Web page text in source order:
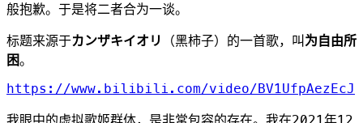
般抱歉。于是将二者合为一谈。
标题来源于カンザキイオリ （黑柿子）的一首歌，叫为自由所
困。
https://www.bilibili.com/video/BV1UfpAezEcJ